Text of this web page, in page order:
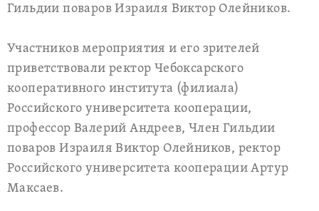
Гильдии поваров Израиля Виктор Олейников.
Участников мероприятия и его зрителей
приветствовали ректор Чебоксарского
кооперативного института (филиала)
Российского университета кооперации,
профессор Валерий Андреев, Член Гильдии
поваров Израиля Виктор Олейников, ректор
Российского университета кооперации Артур
Максаев.